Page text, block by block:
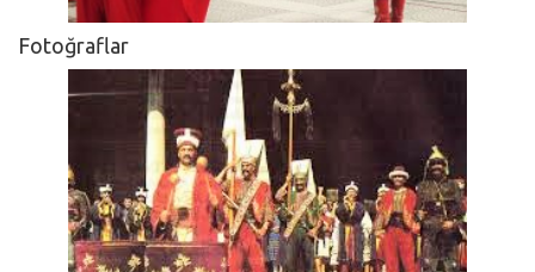
Fotoğraflar